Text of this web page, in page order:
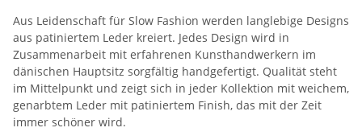
Aus Leidenschaft für Slow Fashion werden langlebige Designs
aus patiniertem Leder kreiert. Jedes Design wird in
Zusammenarbeit mit erfahrenen Kunsthandwerkern im
dänischen Hauptsitz sorgfältig handgefertigt. Qualität steht
im Mittelpunkt und zeigt sich in jeder Kollektion mit weichem,
genarbtem Leder mit patiniertem Finish, das mit der Zeit
immer schöner wird.